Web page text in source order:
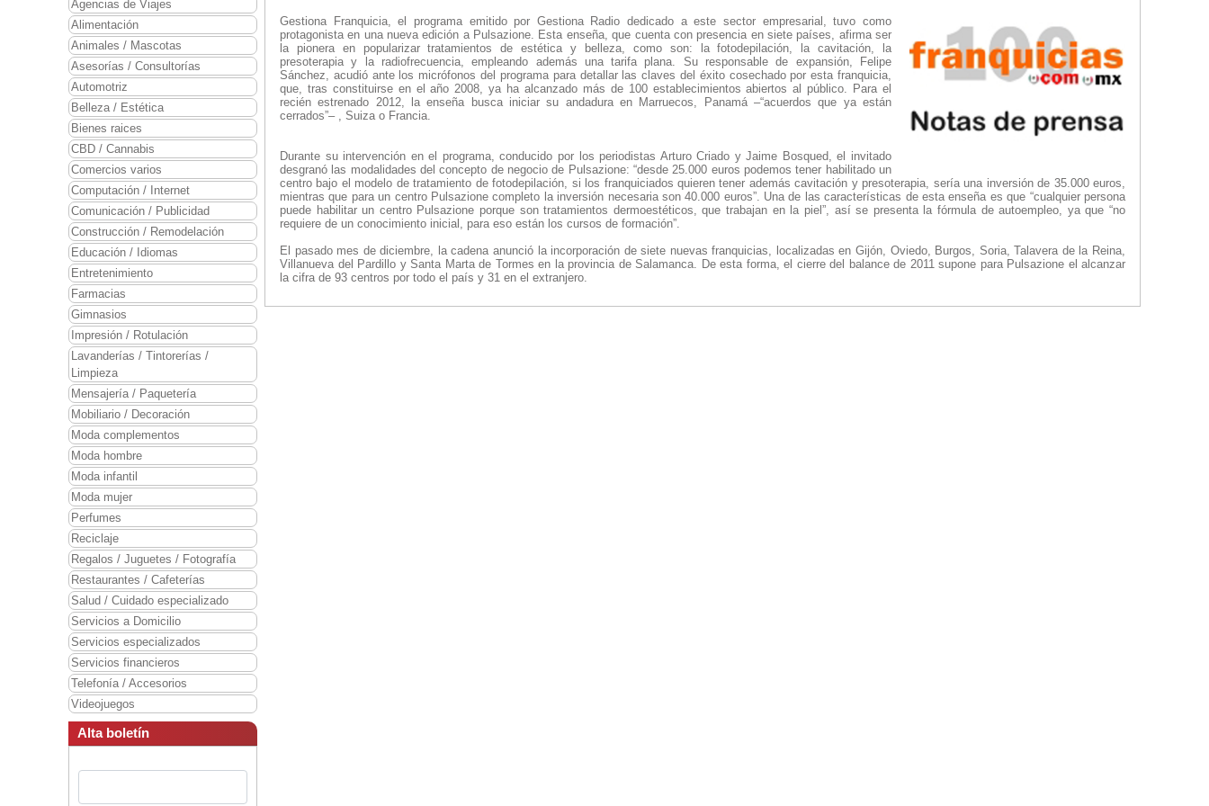
Agencias de Viajes
Alimentación
Animales / Mascotas
Asesorías / Consultorías
Automotriz
Belleza / Estética
Bienes raices
CBD / Cannabis
Comercios varios
Computación / Internet
Comunicación / Publicidad
Construcción / Remodelación
Educación / Idiomas
Entretenimiento
Farmacias
Gimnasios
Impresión / Rotulación
Lavanderías / Tintorerías /
Limpieza
Mensajería / Paquetería
Mobiliario / Decoración
Moda complementos
Moda hombre
Moda infantil
Moda mujer
Perfumes
Reciclaje
Regalos / Juguetes / Fotografía
Restaurantes / Cafeterías
Salud / Cuidado especializado
Servicios a Domicilio
Servicios especializados
Servicios financieros
Telefonía / Accesorios
Videojuegos
Alta boletín
Gestiona Franquicia, el programa emitido por Gestiona Radio dedicado a este sector empresarial, tuvo como
protagonista en una nueva edición a Pulsazione. Esta enseña, que cuenta con presencia en siete países, afirma ser
la pionera en popularizar tratamientos de estética y belleza, como son: la fotodepilación, la cavitación, la
presoterapia y la radiofrecuencia, empleando además una tarifa plana. Su responsable de expansión, Felipe
Sánchez, acudió ante los micrófonos del programa para detallar las claves del éxito cosechado por esta franquicia,
que, tras constituirse en el año 2008, ya ha alcanzado más de 100 establecimientos abiertos al público. Para el
recién estrenado 2012, la enseña busca iniciar su andadura en Marruecos, Panamá –“acuerdos que ya están
cerrados”– , Suiza o Francia.
Durante su intervención en el programa, conducido por los periodistas Arturo Criado y Jaime Bosqued, el invitado
desgranó las modalidades del concepto de negocio de Pulsazione: “desde 25.000 euros podemos tener habilitado un
centro bajo el modelo de tratamiento de fotodepilación, si los franquiciados quieren tener además cavitación y presoterapia, sería una inversión de 35.000 euros,
mientras que para un centro Pulsazione completo la inversión necesaria son 40.000 euros”. Una de las características de esta enseña es que “cualquier persona
puede habilitar un centro Pulsazione porque son tratamientos dermoestéticos, que trabajan en la piel”, así se presenta la fórmula de autoempleo, ya que “no
requiere de un conocimiento inicial, para eso están los cursos de formación”.
El pasado mes de diciembre, la cadena anunció la incorporación de siete nuevas franquicias, localizadas en Gijón, Oviedo, Burgos, Soria, Talavera de la Reina,
Villanueva del Pardillo y Santa Marta de Tormes en la provincia de Salamanca. De esta forma, el cierre del balance de 2011 supone para Pulsazione el alcanzar
la cifra de 93 centros por todo el país y 31 en el extranjero.